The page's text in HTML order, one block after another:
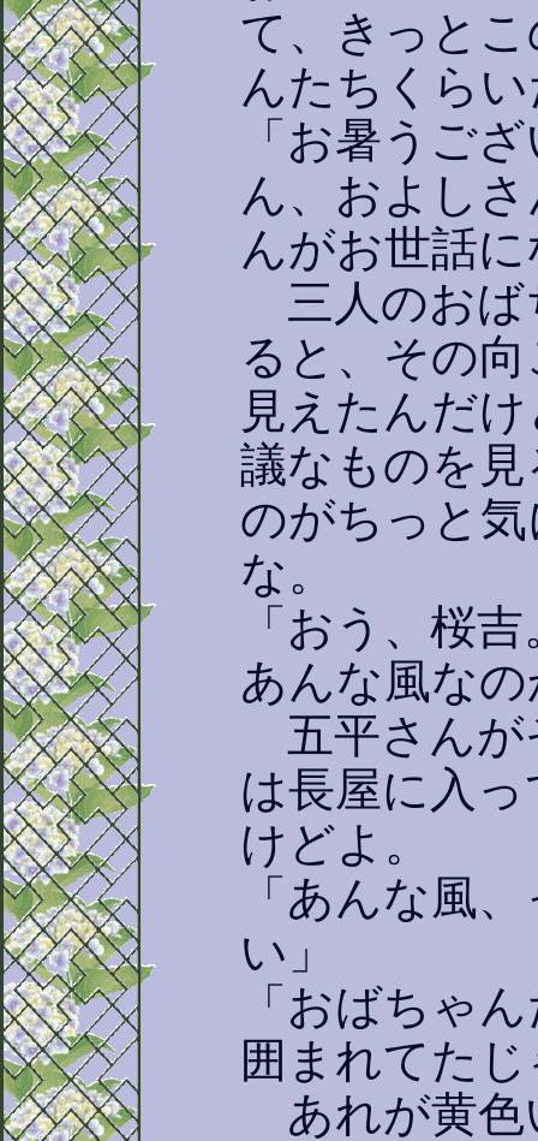
て、きっと
んたちくら
「お暑うご
ん、およし
んがお世話
三人のおば
ると、その
見えたんだ
議なものを
のがちっと
な。
「おう、桜
あんな風な
五平さんが
は長屋に入
けどよ。
「あんな風
い」
「おばちゃ
囲まれてた
あれが黄色